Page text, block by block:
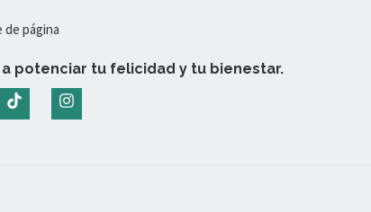
potenciar tu felicidad y tu bienestar.